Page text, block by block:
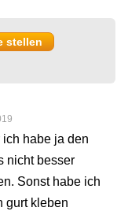
stellen
habe ja den
nicht besser
Sonst habe ich
gurt kleben